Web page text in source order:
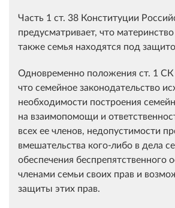
Часть 1 ст. 38 Конституции
предусматривает, что
также семья находятся под
Одновременно положения ст. 1
что семейное законодательство
необходимости построения
на взаимопомощи и
всех ее членов, недопустимости
вмешательства кого-либо в дела
обеспечения беспрепятственного
членами семьи своих прав и
защиты этих прав.